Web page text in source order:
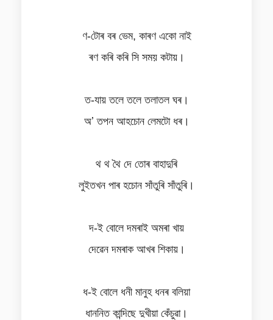
ণ-টোৰ বৰ ভেম, কাৰণ একো নাই
ৰণ কৰি কৰি সি সময় কটায়।
ত-যায় তলে তলে তলাতল ঘৰ।
অʼ তপন আহচোন লেমটো ধৰ।
থ থ থৈ দে তোৰ বাহাদুৰি
লুইতখন পাৰ হচোন সাঁতুৰি সাঁতুৰি।
দ-ই বোলে দমৰাই অমৰা খায়
দেৱেন দমৰাক আখৰ শিকায়।
ধ-ই বোলে ধনী মানুহ ধনৰ বলিয়া
ধাননিত কান্দিছে দুখীয়া কেঁচুৱা।